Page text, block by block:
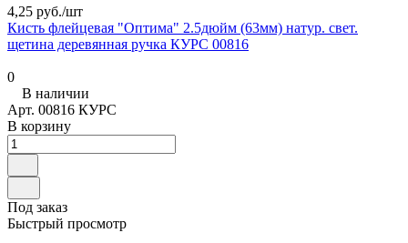
4,25 руб./шт
Кисть флейцевая "Оптима" 2.5дюйм (63мм) натур. свет.
щетина деревянная ручка КУРС 00816
0
В наличии
Арт. 00816 КУРС
В корзину
Под заказ
Быстрый просмотр